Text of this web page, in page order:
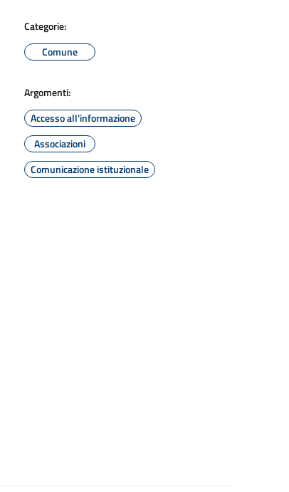
Categorie:
Comune
Argomenti:
Accesso all'informazione
Associazioni
Comunicazione istituzionale